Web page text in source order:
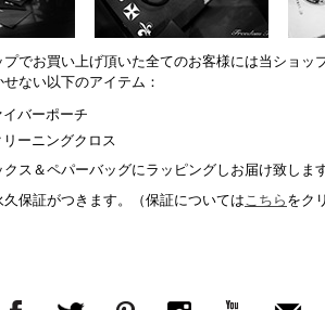
でお買い上げ頂いた全てのお客様には当ショ
ない以下のアイテム：
バーポーチ
ーニングクロス
ス＆ペパーバッグにラッピングしお届け致します
久保証がつきます。（保証についてはこちらをク